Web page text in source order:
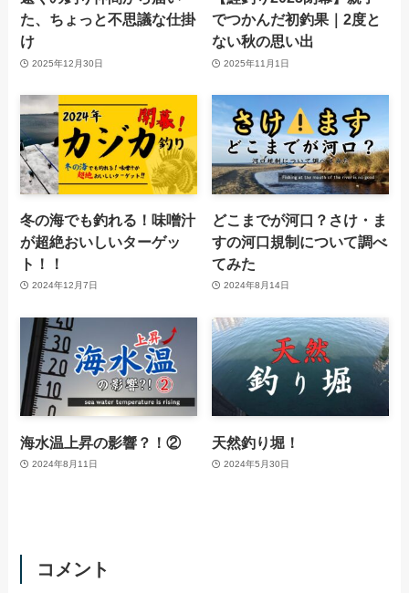
た、ちょっと不思議な仕掛
け
2025年12月30日
でつかんだ初釣果｜2度と
ない秋の思い出
2025年11月1日
冬の海でも釣れる！味噌汁
が超絶おいしいターゲッ
ト！！
2024年12月7日
どこまでが河口？さけ・ま
すの河口規制について調べ
てみた
2024年8月14日
海水温上昇の影響？！②
2024年8月11日
天然釣り堀！
2024年5月30日
コメント